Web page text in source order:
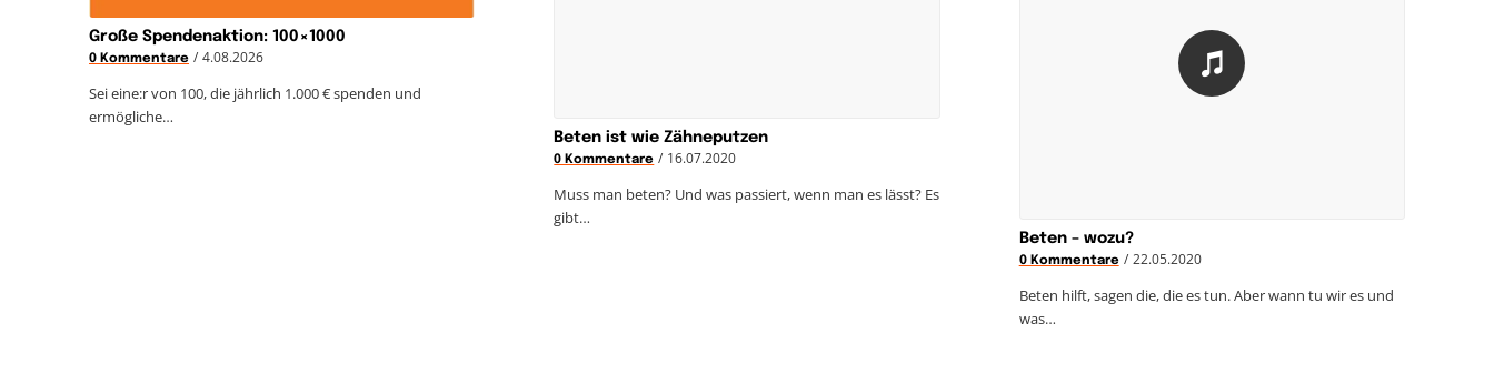
Große Spendenaktion: 100×1000
0 Kommentare / 4.08.2026
Sei eine:r von 100, die jährlich 1.000 € spenden und
ermögliche…
Beten ist wie Zähneputzen
0 Kommentare / 16.07.2020
Muss man beten? Und was passiert, wenn man es lässt? Es
gibt…
Beten – wozu?
0 Kommentare / 22.05.2020
Beten hilft, sagen die, die es tun. Aber wann tu wir es und
was…